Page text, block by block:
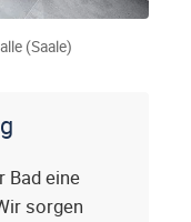
(Saale)
Bad eine
sorgen